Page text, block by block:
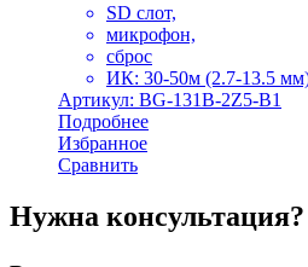
SD слот,
микрофон,
сброс
ИК: 30-50м (2.7-13.5
Артикул: BG-131B-2Z5-B1
Подробнее
Избранное
Сравнить
Нужна консультация?